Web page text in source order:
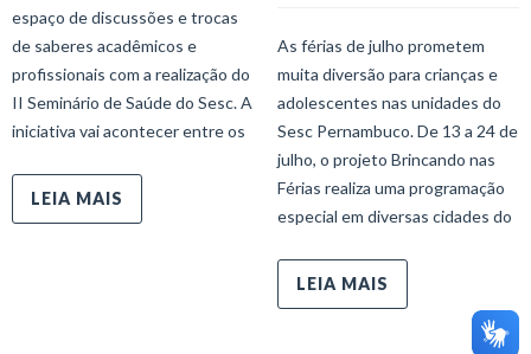
espaço de discussões e trocas
de saberes acadêmicos e
profissionais com a realização do
II Seminário de Saúde do Sesc. A
iniciativa vai acontecer entre os
LEIA MAIS
As férias de julho prometem
muita diversão para crianças e
adolescentes nas unidades do
Sesc Pernambuco. De 13 a 24 de
julho, o projeto Brincando nas
Férias realiza uma programação
especial em diversas cidades do
LEIA MAIS